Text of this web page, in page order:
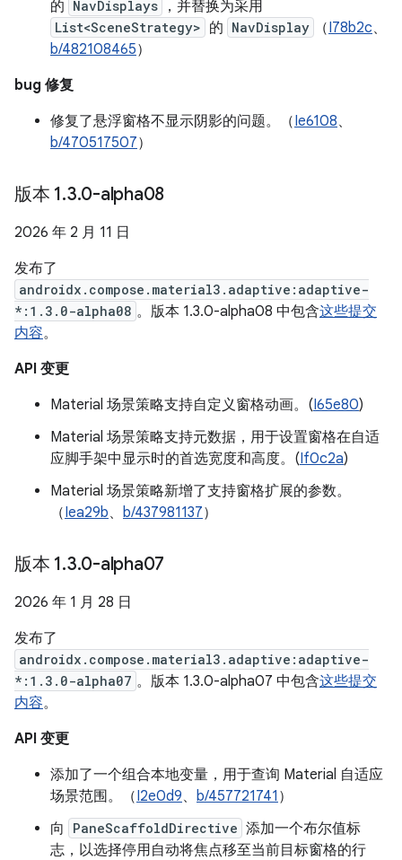
的 NavDisplays ，并替换为采用
List<SceneStrategy> 的 NavDisplay （I78b2c、
b/482108465）
bug 修复
修复了悬浮窗格不显示阴影的问题。（Ie6108、
b/470517507）
版本 1.3.0-alpha08
2026 年 2 月 11 日
发布了
androidx.compose.material3.adaptive:adaptive-
*:1.3.0-alpha08 。版本 1.3.0-alpha08 中包含这些提交
内容。
API 变更
Material 场景策略支持自定义窗格动画。(I65e80)
Material 场景策略支持元数据，用于设置窗格在自适
应脚手架中显示时的首选宽度和高度。(If0c2a)
Material 场景策略新增了支持窗格扩展的参数。
（Iea29b、 b/437981137）
版本 1.3.0-alpha07
2026 年 1 月 28 日
发布了
androidx.compose.material3.adaptive:adaptive-
*:1.3.0-alpha07 。版本 1.3.0-alpha07 中包含这些提交
内容。
API 变更
添加了一个组合本地变量，用于查询 Material 自适应
场景范围。（I2e0d9、 b/457721741 ）
向
PaneScaffoldDirective 添加一个布尔值标
志，以选择停用自动将焦点移至当前目标窗格的行